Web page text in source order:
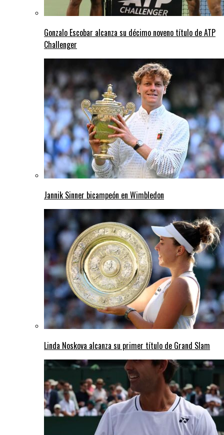
Gonzalo Escobar alcanza su décimo noveno título de ATP
Challenger
Jannik Sinner bicampeón en Wimbledon
Linda Noskova alcanza su primer título de Grand Slam